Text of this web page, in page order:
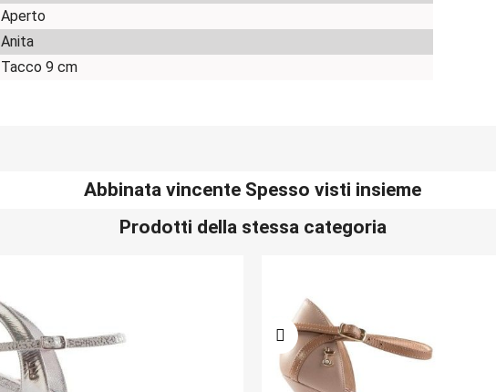
Aperto
Anita
Tacco 9 cm
Abbinata vincente Spesso visti insieme
Prodotti della stessa categoria